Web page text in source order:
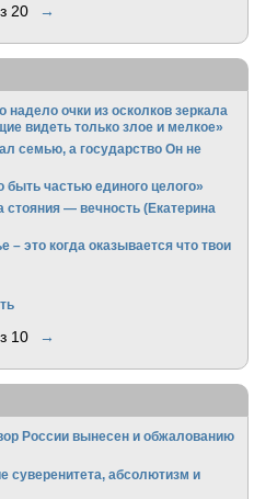
20 →
очки из осколков зеркала
видеть только злое и мелкое»
семью, а государство Он не
быть частью единого целого»
стояния — вечность (Екатерина
это когда оказывается что твои
10 →
России вынесен и обжалованию
суверенитета, абсолютизм и